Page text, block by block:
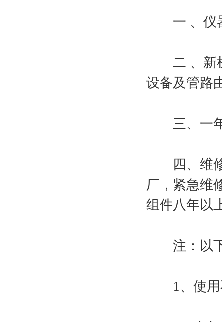
一 、仪
二 、新机
设备及管路
三、一年
四、维修
厂，紧急维
组件八年以
注：以下
1、使用